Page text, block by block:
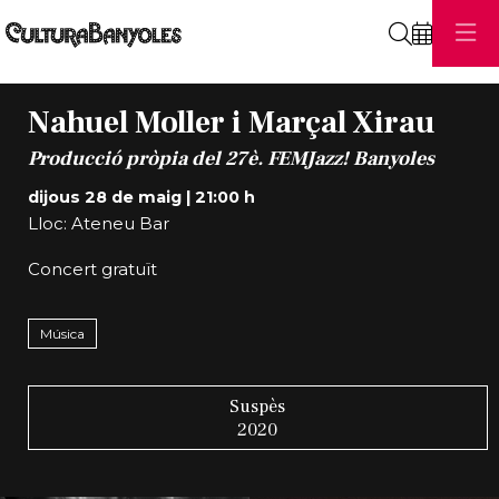
Nahuel Moller i Marçal Xirau
Producció pròpia del 27è. FEMJazz! Banyoles
dijous 28 de maig| 21:00 h
Lloc: Ateneu Bar
Concert gratuït
Música
Suspès
2020